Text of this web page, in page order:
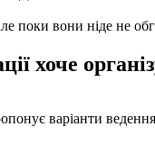
поки вони ніде не
хоче
варіанти